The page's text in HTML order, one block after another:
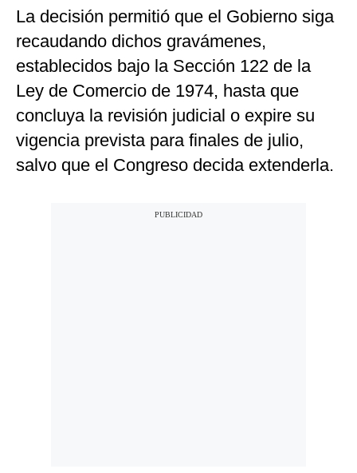
La decisión permitió que el Gobierno siga
recaudando dichos gravámenes,
establecidos bajo la Sección 122 de la
Ley de Comercio de 1974, hasta que
concluya la revisión judicial o expire su
vigencia prevista para finales de julio,
salvo que el Congreso decida extenderla.